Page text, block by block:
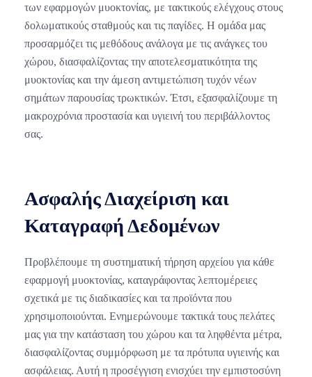
των εφαρμογών μυοκτονίας, με τακτικούς ελέγχους στους
δολωματικούς σταθμούς και τις παγίδες. Η ομάδα μας
προσαρμόζει τις μεθόδους ανάλογα με τις ανάγκες του
χώρου, διασφαλίζοντας την αποτελεσματικότητα της
μυοκτονίας και την άμεση αντιμετώπιση τυχόν νέων
σημάτων παρουσίας τρωκτικών. Έτσι, εξασφαλίζουμε τη
μακροχρόνια προστασία και υγιεινή του περιβάλλοντος
σας.
Ασφαλής Διαχείριση και
Καταγραφή Δεδομένων
Προβλέπουμε τη συστηματική τήρηση αρχείου για κάθε
εφαρμογή μυοκτονίας, καταγράφοντας λεπτομέρειες
σχετικά με τις διαδικασίες και τα προϊόντα που
χρησιμοποιούνται. Ενημερώνουμε τακτικά τους πελάτες
μας για την κατάσταση του χώρου και τα ληφθέντα μέτρα,
διασφαλίζοντας συμμόρφωση με τα πρότυπα υγιεινής και
ασφάλειας. Αυτή η προσέγγιση ενισχύει την εμπιστοσύνη